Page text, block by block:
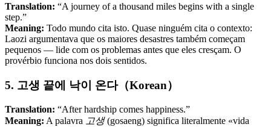
Translation: “A journey of a thousand miles begins with a single
step.”
Meaning: Todo mundo cita isto. Quase ninguém cita o contexto:
Laozi argumentava que os maiores desastres também começam
pequenos — lide com os problemas antes que eles cresçam. O
provérbio funciona nos dois sentidos.
5. 고생 끝에 낙이 온다（Korean）
Translation: “After hardship comes happiness.”
Meaning: A palavra 고생(gosaeng) significa literalmente «vida